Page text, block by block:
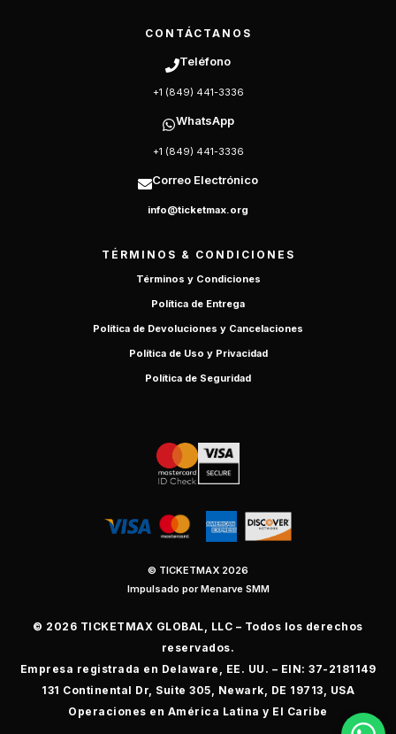
CONTÁCTANOS
Teléfono
+1 (849) 441-3336
WhatsApp
+1 (849) 441-3336
Correo Electrónico
info@ticketmax.org
TÉRMINOS & CONDICIONES
Términos y Condiciones
Política de Entrega
Política de Devoluciones y Cancelaciones
Política de Uso y Privacidad
Política de Seguridad
© TICKETMAX 2026
Impulsado por Menarve SMM
© 2026 TICKETMAX GLOBAL, LLC – Todos los derechos
reservados.
Empresa registrada en Delaware, EE. UU. – EIN: 37-2181149
131 Continental Dr, Suite 305, Newark, DE 19713, USA
Operaciones en América Latina y El Caribe